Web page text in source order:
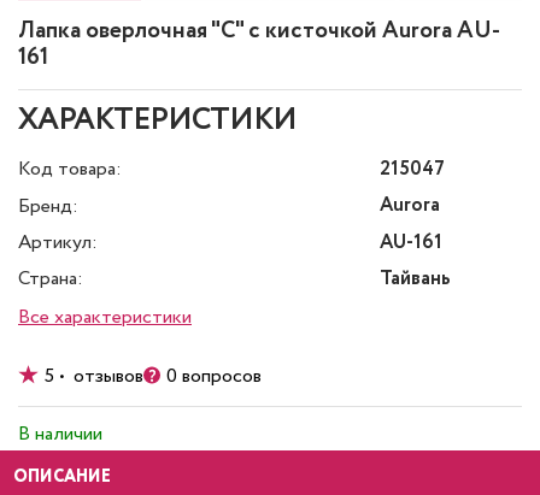
Лапка оверлочная "С" с кисточкой Aurora AU-
161
ХАРАКТЕРИСТИКИ
Код товара:
215047
Бренд:
Aurora
Артикул:
AU-161
Страна:
Тайвань
Все характеристики
5 • отзывов 0 вопросов
В наличии
ОПИСАНИЕ